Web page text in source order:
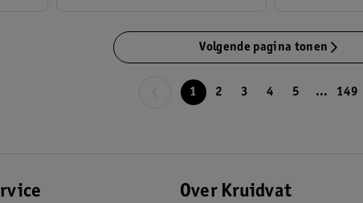
Volgende pagina tonen
1 2 3 4 5 ... 149
Over Kruidvat